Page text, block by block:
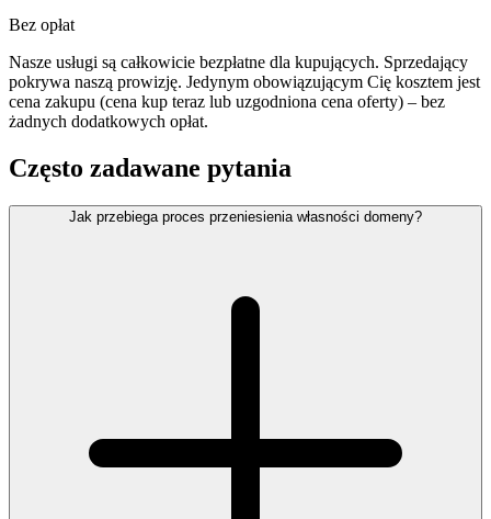
Bez opłat
Nasze usługi są całkowicie bezpłatne dla kupujących. Sprzedający
pokrywa naszą prowizję. Jedynym obowiązującym Cię kosztem jest
cena zakupu (cena kup teraz lub uzgodniona cena oferty) – bez
żadnych dodatkowych opłat.
Często zadawane pytania
Jak przebiega proces przeniesienia własności domeny?